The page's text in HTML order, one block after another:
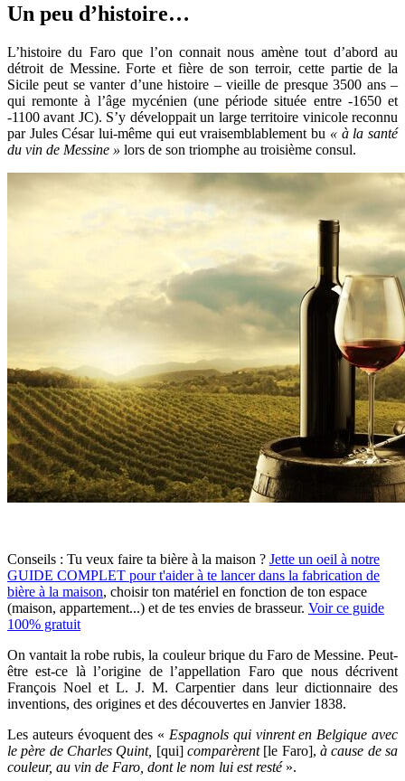
Un peu d’histoire…
L’histoire du Faro que l’on connait nous amène tout d’abord au
détroit de Messine. Forte et fière de son terroir, cette partie de la
Sicile peut se vanter d’une histoire – vieille de presque 3500 ans –
qui remonte à l’âge mycénien (une période située entre -1650 et
-1100 avant JC). S’y développait un large territoire vinicole reconnu
par Jules César lui-même qui eut vraisemblablement bu « à la santé
du vin de Messine » lors de son triomphe au troisième consul.
Conseils : Tu veux faire ta bière à la maison ? Jette un oeil à notre
GUIDE COMPLET pour t'aider à te lancer dans la fabrication de
bière à la maison, choisir ton matériel en fonction de ton espace
(maison, appartement...) et de tes envies de brasseur. Voir ce guide
100% gratuit
On vantait la robe rubis, la couleur brique du Faro de Messine. Peut-
être est-ce là l’origine de l’appellation Faro que nous décrivent
François Noel et L. J. M. Carpentier dans leur dictionnaire des
inventions, des origines et des découvertes en Janvier 1838.
Les auteurs évoquent des « Espagnols qui vinrent en Belgique avec
le père de Charles Quint, [qui]comparèrent [le Faro], à cause de sa
couleur, au vin de Faro, dont le nom lui est resté».